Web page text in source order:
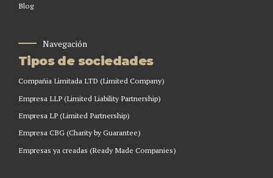
Blog
Navegación
Tipos de sociedades
Compañia Limitada LTD (Limited Company)
Empresa LLP (Limited Liability Partnership)
Empresa LP (Limited Partnership)
Empresa CBG (Charity by Guarantee)
Empresas ya creadas (Ready Made Companies)